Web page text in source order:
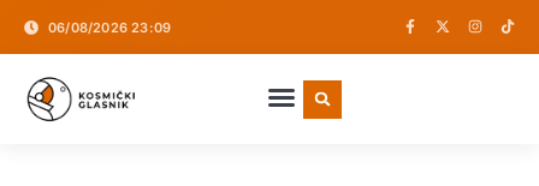
06/08/2026 23:09